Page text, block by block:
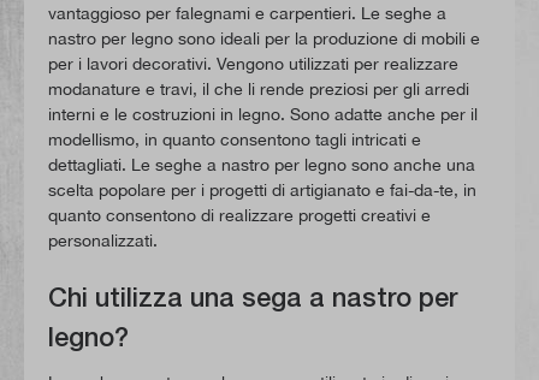
vantaggioso per falegnami e carpentieri. Le seghe a
nastro per legno sono ideali per la produzione di mobili e
per i lavori decorativi. Vengono utilizzati per realizzare
modanature e travi, il che li rende preziosi per gli arredi
interni e le costruzioni in legno. Sono adatte anche per il
modellismo, in quanto consentono tagli intricati e
dettagliati. Le seghe a nastro per legno sono anche una
scelta popolare per i progetti di artigianato e fai-da-te, in
quanto consentono di realizzare progetti creativi e
personalizzati.
Chi utilizza una sega a nastro per
legno?